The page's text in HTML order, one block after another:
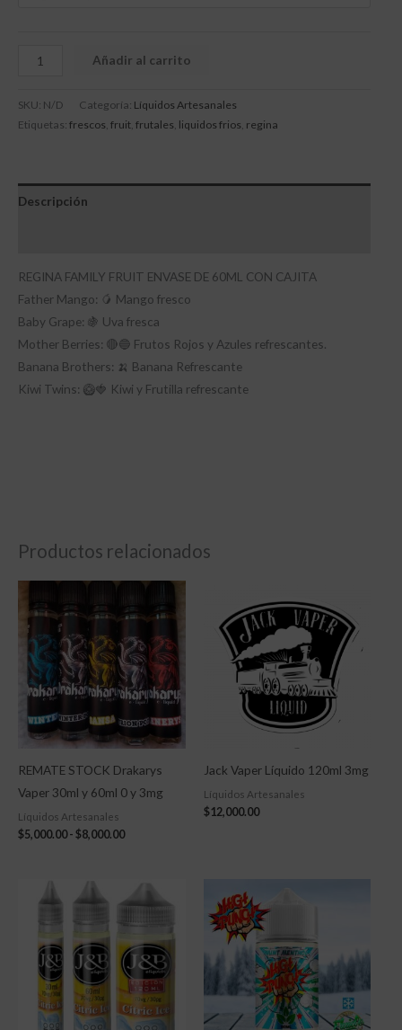
Añadir al carrito
SKU: N/D Categoría: Líquidos Artesanales
Etiquetas: frescos fruit frutales liquidos frios regina
Descripción
REGINA FAMILY FRUIT ENVASE DE 60ML CON CAJITA
Father Mango: 🥭 Mango fresco
Baby Grape: 🍇 Uva fresca
Mother Berries: 🔴🔵 Frutos Rojos y Azules refrescantes.
Banana Brothers: 🍌 Banana Refrescante
Kiwi Twins: 🥝🍓 Kiwi y Frutilla refrescante
Productos relacionados
REMATE STOCK Drakarys
Vaper 30ml y 60ml 0 y 3mg
Líquidos Artesanales
$5,000.00 - $8,000.00
Rango
precios:
$5,000.00
hasta
$8,000.00
Jack Vaper Líquido 120ml 3mg
Líquidos Artesanales
$12,000.00
de
$4,900.00
hasta
$15,500.00